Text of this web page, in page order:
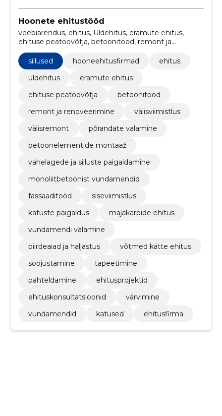
Hoonete ehitustööd
veebiarendus, ehitus, Üldehitus, eramute ehitus,
ehituse peatöövõtja, betoonitööd, remont ja
renoveerimine, välisviimistlus, välisremont, Põrandate
valamine
sillused hooneehitusfirmad
ehitus
üldehitus
eramute ehitus
ehituse peatöövõtja
betoonitööd
remont ja renoveerimine
välisviimistlus
välisremont
põrandate valamine
betoonelementide montaaž
vahelagede ja silluste paigaldamine
monoliitbetoonist vundamendid
fassaaditööd
siseviimistlus
katuste paigaldus
majakarpide ehitus
vundamendi valamine
piirdeaiad ja haljastus
võtmed kätte ehitus
soojustamine
tapeetimine
pahteldamine
ehitusprojektid
ehituskonsultatsioonid
värvimine
vundamendid
katused ehitusfirma